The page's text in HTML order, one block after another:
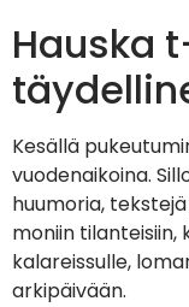
Hauska
Kesällä
vuodenaikoina.
huumoria,
moniin tilanteisiin,
kalareissulle,
arkipäivään.